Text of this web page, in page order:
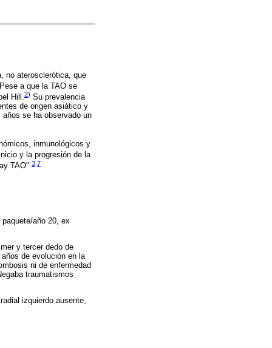
no aterosclerótica, que
Pese a que la TAO se
Hill.2) Su prevalencia
de origen asiático y
se ha observado un
inmunológicos y
y la progresión de la
TAO".3 7
año 20, ex
y tercer dedo de
de evolución en la
ni de enfermedad
traumatismos
izquierdo ausente,